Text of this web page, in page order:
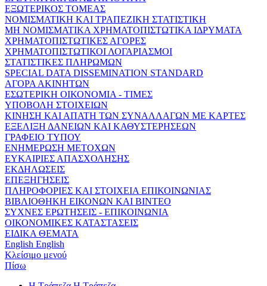
ΕΞΩΤΕΡΙΚΟΣ ΤΟΜΕΑΣ
ΝΟΜΙΣΜΑΤΙΚΗ ΚΑΙ ΤΡΑΠΕΖΙΚΗ ΣΤΑΤΙΣΤΙΚΗ
ΜΗ ΝΟΜΙΣΜΑΤΙΚΑ ΧΡΗΜΑΤΟΠΙΣΤΩΤΙΚΑ ΙΔΡΥΜΑΤΑ
ΧΡΗΜΑΤΟΠΙΣΤΩΤΙΚΕΣ ΑΓΟΡΕΣ
ΧΡΗΜΑΤΟΠΙΣΤΩΤΙΚΟΙ ΛΟΓΑΡΙΑΣΜΟΙ
ΣΤΑΤΙΣΤΙΚΕΣ ΠΛΗΡΩΜΩΝ
SPECIAL DATA DISSEMINATION STANDARD
ΑΓΟΡΑ ΑΚΙΝΗΤΩΝ
ΕΣΩΤΕΡΙΚΗ ΟΙΚΟΝΟΜΙΑ - ΤΙΜΕΣ
ΥΠΟΒΟΛΗ ΣΤΟΙΧΕΙΩΝ
ΚΙΝΗΣΗ ΚΑΙ ΑΠΑΤΗ ΤΩΝ ΣΥΝΑΛΛΑΓΩΝ ΜΕ ΚΑΡΤΕΣ
ΕΞΕΛΙΞΗ ΔΑΝΕΙΩΝ ΚΑΙ ΚΑΘΥΣΤΕΡΗΣΕΩΝ
ΓΡΑΦΕΙΟ ΤΥΠΟΥ
ΕΝΗΜΕΡΩΣΗ ΜΕΤΟΧΩΝ
ΕΥΚΑΙΡΙΕΣ ΑΠΑΣΧΟΛΗΣΗΣ
ΕΚΔΗΛΩΣΕΙΣ
ΕΠΕΞΗΓΗΣΕΙΣ
ΠΛΗΡΟΦΟΡΙΕΣ ΚΑΙ ΣΤΟΙΧΕΙΑ ΕΠΙΚΟΙΝΩΝΙΑΣ
ΒΙΒΛΙΟΘΗΚΗ ΕΙΚΟΝΩΝ ΚΑΙ ΒΙΝΤΕΟ
ΣΥΧΝΕΣ ΕΡΩΤΗΣΕΙΣ - ΕΠΙΚΟΙΝΩΝΙΑ
ΟΙΚΟΝΟΜΙΚΕΣ ΚΑΤΑΣΤΑΣΕΙΣ
ΕΙΔΙΚΑ ΘΕΜΑΤΑ
English English
Κλείσιμο μενού
Πίσω